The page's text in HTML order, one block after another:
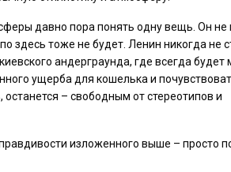
давно пора понять одну вещь. Он не
здесь тоже не будет. Ленин никогда не
андерграунда, где всегда будет
ущерба для кошелька и
– свободным от стереотипов и
изложенного выше – просто